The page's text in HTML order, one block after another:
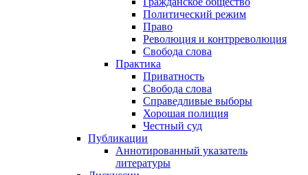
Политический режим
Право
Революция и контрреволюция
Свобода слова
Практика
Приватность
Свобода слова
Справедливые выборы
Хорошая полиция
Честный суд
Публикации
Аннотированный указатель
литературы